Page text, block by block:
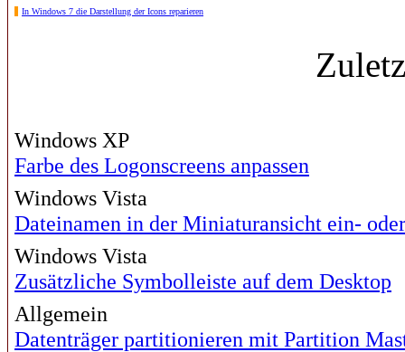
In Windows 7 die Darstellung der Icons reparieren
Windows XP
Farbe des Logonscreens anpassen
Windows Vista
Dateinamen in der Miniaturansicht ein-
Windows Vista
Zusätzliche Symbolleiste auf dem Desktop
Allgemein
Datenträger partitionieren mit Partition